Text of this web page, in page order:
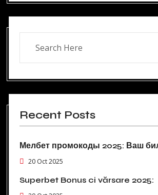
Recent Posts
Мелбет промокоды 2025: Ваш
20 Oct 2025
Superbet Bonus ci vărsare 2025: